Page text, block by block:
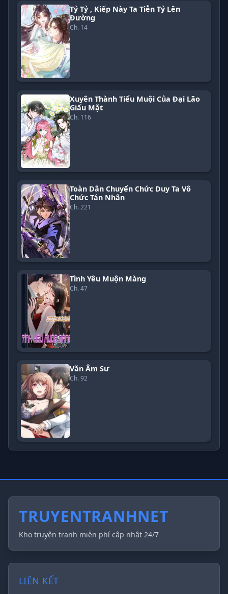
Tỷ Tỷ , Kiếp Này Ta Tiễn Tỷ Lên
Đường
Ch. 14
Xuyên Thành Tiểu Muội Của Đại Lão
Giấu Mặt
Ch. 116
Toàn Dân Chuyển Chức Duy Ta Vô
Chức Tán Nhân
Ch. 221
Tình Yêu Muộn Màng
Ch. 47
Văn Âm Sư
Ch. 92
TRUYENTRANHNET
Kho truyện tranh miễn phí cập nhật 24/7
LIÊN KẾT